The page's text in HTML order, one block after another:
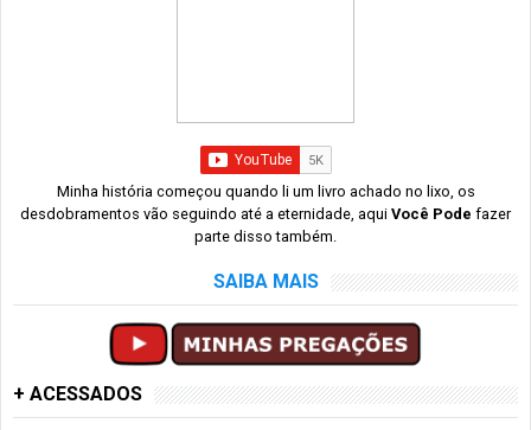
Minha história começou quando li um livro achado no lixo, os
desdobramentos vão seguindo até a eternidade, aqui Você Pode fazer
parte disso também.
SAIBA MAIS
+ ACESSADOS